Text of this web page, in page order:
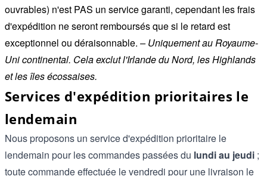
ouvrables) n'est PAS un service garanti, cependant les frais
d'expédition ne seront remboursés que si le retard est
exceptionnel ou déraisonnable. – Uniquement au Royaume-
Uni continental. Cela exclut l'Irlande du Nord, les Highlands
et les îles écossaises.
Services d'expédition prioritaires le
lendemain
Nous proposons un service d'expédition prioritaire le
lendemain pour les commandes passées du lundi au jeudi ;
toute commande effectuée le vendredi pour une livraison le